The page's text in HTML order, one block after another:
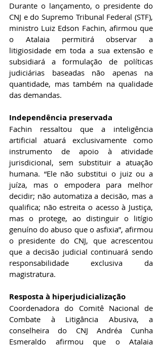
Durante o lançamento, o presidente do
CNJ e do Supremo Tribunal Federal (STF),
ministro Luiz Edson Fachin, afirmou que
o Atalaia permitirá observar a
litigiosidade em toda a sua extensão e
subsidiará a formulação de políticas
judiciárias baseadas não apenas na
quantidade, mas também na qualidade
das demandas.
Independência preservada
Fachin ressaltou que a inteligência
artificial atuará exclusivamente como
instrumento de apoio à atividade
jurisdicional, sem substituir a atuação
humana. “Ele não substitui o juiz ou a
juíza, mas o empodera para melhor
decidir; não automatiza a decisão, mas a
qualifica; não estreita o acesso à Justiça,
mas o protege, ao distinguir o litígio
genuíno do abuso que o asfixia”, afirmou
o presidente do CNJ, que acrescentou
que a decisão judicial continuará sendo
responsabilidade exclusiva da
magistratura.
Resposta à hiperjudicialização
Coordenadora do Comitê Nacional de
Combate à Litigância Abusiva, a
conselheira do CNJ Andréa Cunha
Esmeraldo afirmou que o Atalaia